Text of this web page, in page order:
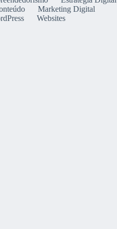
Marketing Digital
Websites